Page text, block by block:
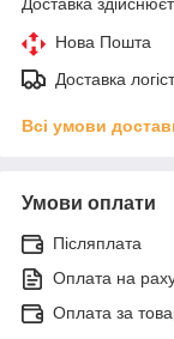
Нова Пошта
Доставка
Всі умови
Умови оплати
Післяплата
Оплата на
Оплата за